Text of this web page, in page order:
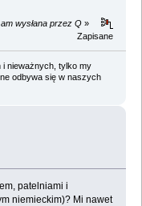
wysłana przez Q »
Zapisane
nieważnych, tylko my
odbywa się w naszych
patelniami i
niemieckim)? Mi nawet